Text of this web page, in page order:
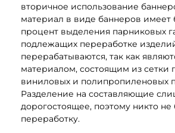
вторичное использование
материал в виде баннеров имеет
процент выделения парниковых
подлежащих переработке
перерабатываются, так как
материалом, состоящим из сетки
виниловых и полипропиленовых
Разделение на составляющие
дорогостоящее, поэтому никто не
переработку.